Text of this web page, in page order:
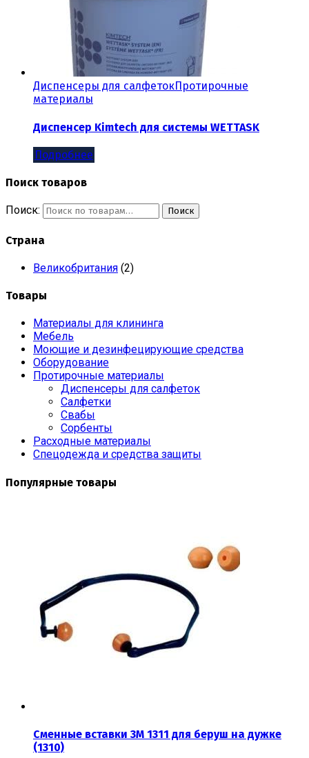
Диспенсеры для салфетокПротирочные
материалы
Диспенсер Kimtech для системы WETTASK
Подробнее
Поиск товаров
Поиск: Поиск
Страна
Великобритания (2)
Товары
Материалы для клининга
Мебель
Моющие и дезинфецирующие средства
Оборудование
Протирочные материалы
Диспенсеры для салфеток
Салфетки
Свабы
Сорбенты
Расходные материалы
Спецодежда и средства защиты
Популярные товары
Сменные вставки 3М 1311 для беруш на дужке
(1310)